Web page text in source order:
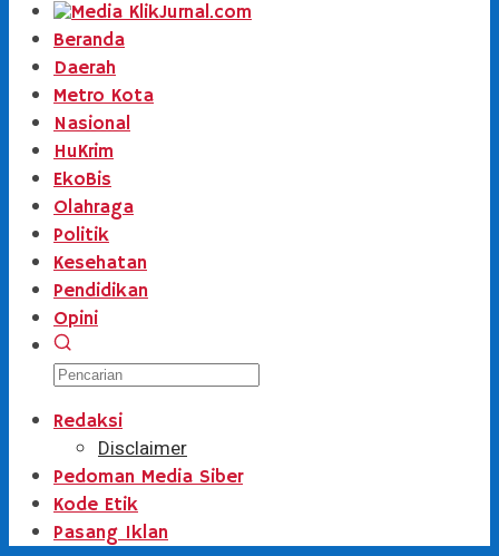
Beranda
Daerah
Metro Kota
Nasional
HuKrim
EkoBis
Olahraga
Politik
Kesehatan
Pendidikan
Opini
Redaksi
Disclaimer
Pedoman Media Siber
Kode Etik
Pasang Iklan